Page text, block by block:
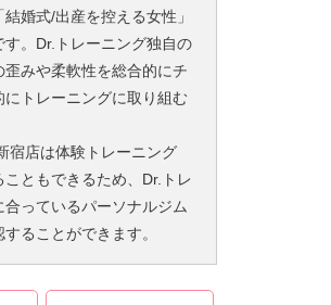
婚式/出産を控える女性」
す。Dr.トレーニング独自の
歪みや柔軟性を総合的にチ
にトレーニングに取り組む
宿店は体験トレーニング
こともできるため、Dr.トレ
っているパーソナルジム
ることができます。